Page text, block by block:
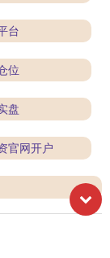
台
位
盘
官网开户